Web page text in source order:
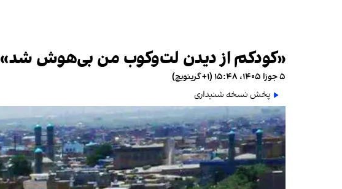
«کودکم از دیدن لت‌وکوب من بی‌هوش شد»
۵ جوزا ۱۴۰۵، ۱۵:۴۸ (‎+۱ گرینویچ)
پخش نسخه شنیداری